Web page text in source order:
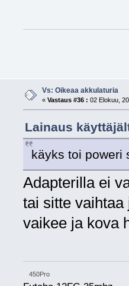
Vs: Oikeaa akkulaturia
« Vastaus #36 : 02 Elokuu,
Lainaus
käyks toi poweri
Adapterilla ei
tai sitte
vaikee ja kova
450Pro